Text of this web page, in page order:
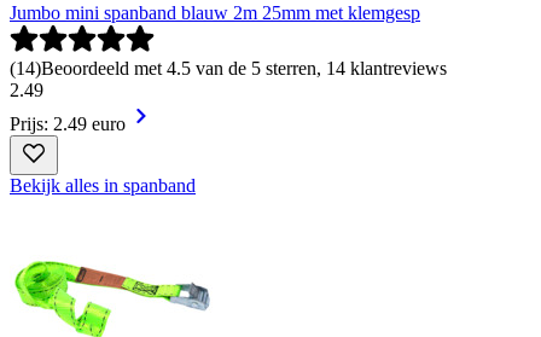
Jumbo mini spanband blauw 2m 25mm met klemgesp
(14)Beoordeeld met 4.5 van de 5 sterren, 14 klantreviews
2.49
Prijs: 2.49 euro
Bekijk alles in spanband